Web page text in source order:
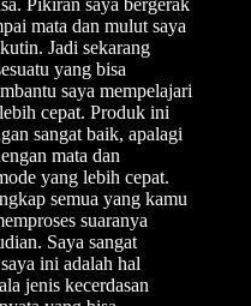
Pikiran saya bergerak
mata dan mulut saya
Jadi sekarang
yang bisa
saya mempelajari
cepat. Produk ini
sangat baik, apalagi
mata dan
yang lebih cepat.
semua yang kamu
suaranya
Saya sangat
ini adalah hal
jenis kecerdasan